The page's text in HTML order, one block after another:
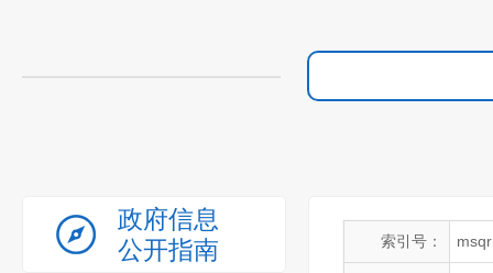
政府信息
公开指南
索引号：